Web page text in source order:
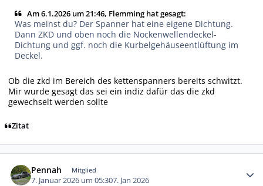
Am 6.1.2026 um 21:46, Flemming hat gesagt:
Was meinst du? Der Spanner hat eine eigene Dichtung.
Dann ZKD und oben noch die Nockenwellendeckel-
Dichtung und ggf. noch die Kurbelgehäuseentlüftung im
Deckel.
Ob die zkd im Bereich des kettenspanners bereits schwitzt.
Mir wurde gesagt das sei ein indiz dafür das die zkd
gewechselt werden sollte
Zitat
Pennah Mitglied
7. Januar 2026 um 05:307. Jan 2026